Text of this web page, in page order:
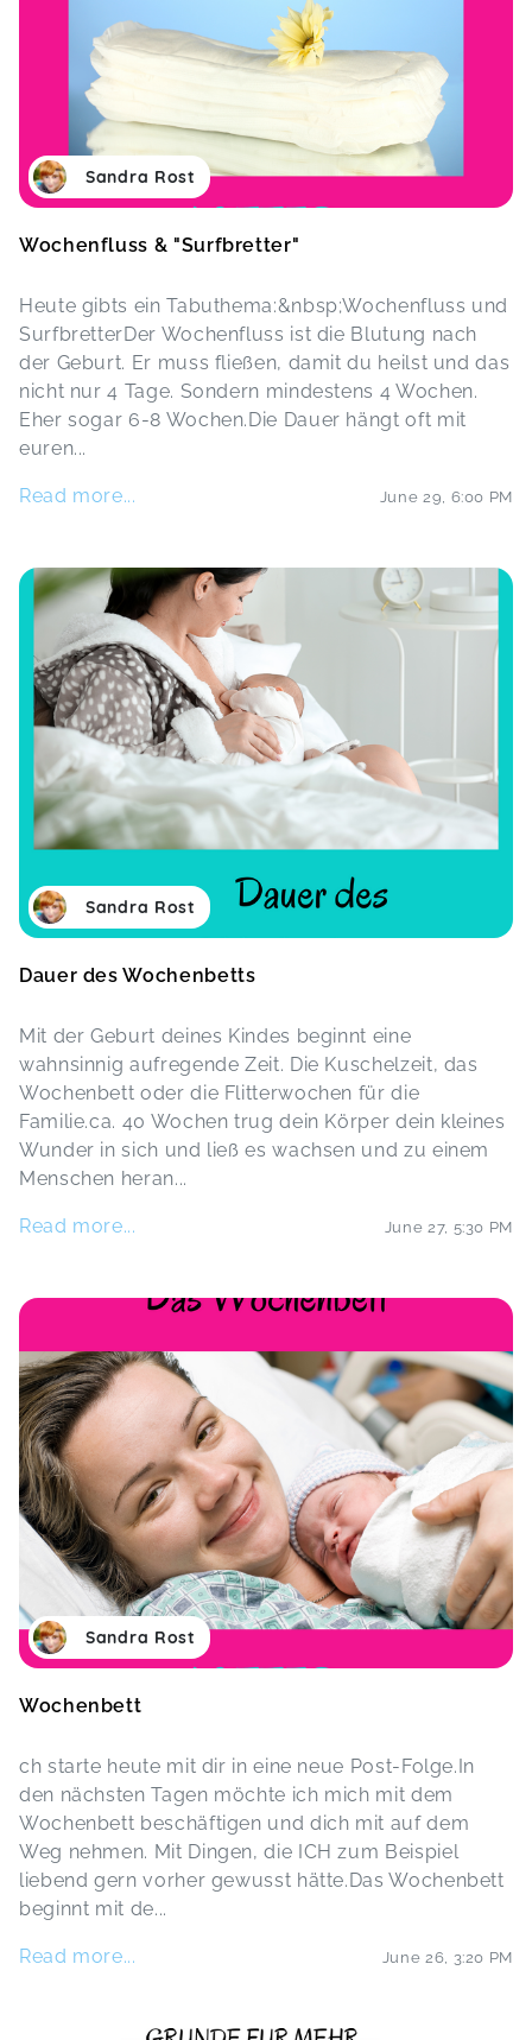
Sandra Rost
Wochenfluss & "Surfbretter"
Heute gibts ein Tabuthema:&nbsp;Wochenfluss und
SurfbretterDer Wochenfluss ist die Blutung nach
der Geburt. Er muss fließen, damit du heilst und das
nicht nur 4 Tage. Sondern mindestens 4 Wochen.
Eher sogar 6-8 Wochen.Die Dauer hängt oft mit
euren...
Read more... June 29 6:00 PM
Sandra Rost
Dauer des Wochenbetts
Mit der Geburt deines Kindes beginnt eine
wahnsinnig aufregende Zeit. Die Kuschelzeit, das
Wochenbett oder die Flitterwochen für die
Familie.ca. 40 Wochen trug dein Körper dein kleines
Wunder in sich und ließ es wachsen und zu einem
Menschen heran...
Read more... June 27, 5:30 PM
Sandra Rost
Wochenbett
ch starte heute mit dir in eine neue Post-Folge.In
den nächsten Tagen möchte ich mich mit dem
Wochenbett beschäftigen und dich mit auf dem
Weg nehmen. Mit Dingen, die ICH zum Beispiel
liebend gern vorher gewusst hätte.Das Wochenbett
beginnt mit de...
Read more... June 26 3:20 PM